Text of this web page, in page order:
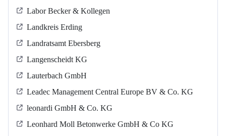
Labor Becker & Kollegen
Landkreis Erding
Landratsamt Ebersberg
Langenscheidt KG
Lauterbach GmbH
Leadec Management Central Europe BV & Co. KG
leonardi GmbH & Co. KG
Leonhard Moll Betonwerke GmbH & Co KG